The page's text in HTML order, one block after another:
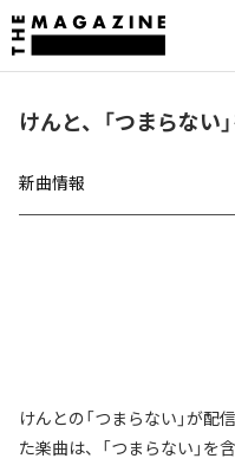
けんと、「つまらない
新曲情報
けんとの「つまらない」が
た楽曲は、「つまらない」を